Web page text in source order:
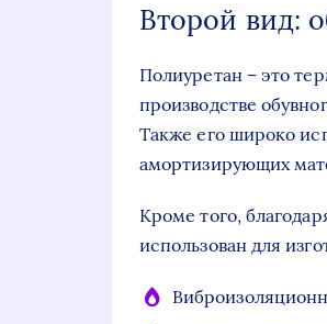
Второй вид:
Полиуретан – это
производстве
Также его широко
амортизирующих
Кроме того,
использован для